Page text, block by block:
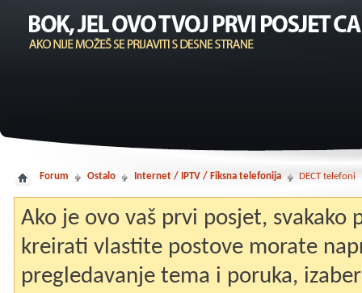
Forum Ostalo Internet / IPTV / Fiksna telefonija DECT telefoni
Ako je ovo vaš prvi posjet, svakako
kreirati vlastite postove morate
pregledavanje tema i poruka,